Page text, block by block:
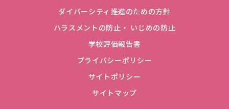
ダイバーシティ推進のための方針
ハラスメントの防止・ いじめの防止
学校評価報告書
プライバシーポリシー
サイトポリシー
サイトマップ